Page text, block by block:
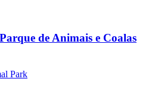
de Animais e Coalas
Park